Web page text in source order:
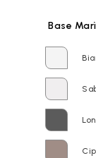
Base